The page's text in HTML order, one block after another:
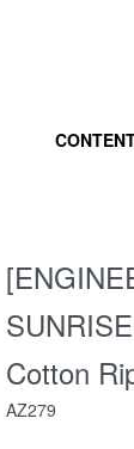
Cotton
AZ279